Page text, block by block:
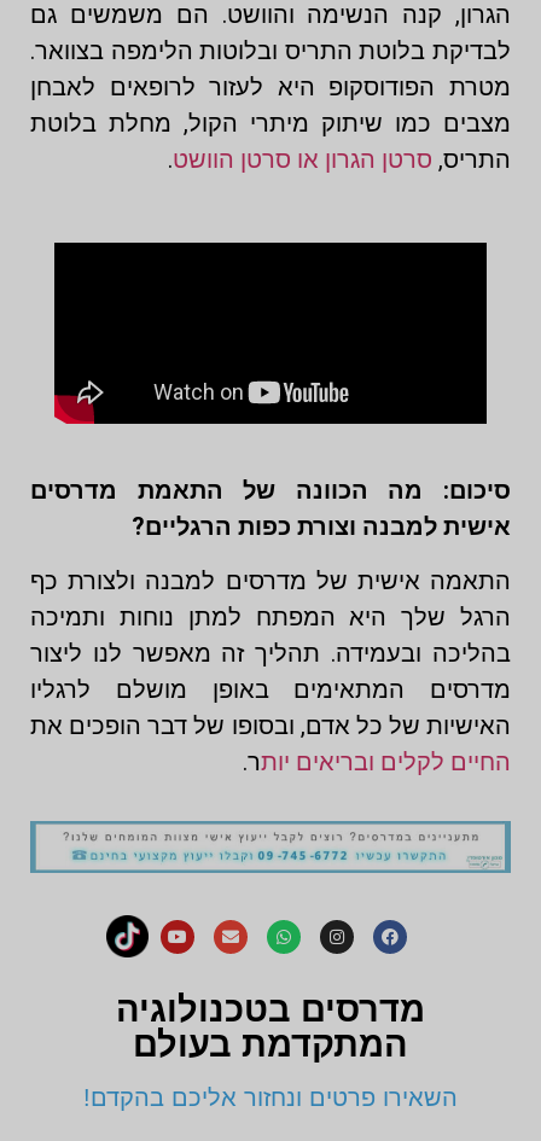
הגרון, קנה הנשימה והוושט. הם משמשים גם
לבדיקת בלוטת התריס ובלוטות הלימפה בצוואר.
מטרת הפודוסקופ היא לעזור לרופאים לאבחן
מצבים כמו שיתוק מיתרי הקול, מחלת בלוטת
התריס, סרטן הגרון או סרטן הוושט.
סיכום: מה הכוונה של התאמת מדרסים
אישית למבנה וצורת כפות הרגליים?
התאמה אישית של מדרסים למבנה ולצורת כף
הרגל שלך היא המפתח למתן נוחות ותמיכה
בהליכה ובעמידה. תהליך זה מאפשר לנו ליצור
מדרסים המתאימים באופן מושלם לרגליו
האישיות של כל אדם, ובסופו של דבר הופכים את
החיים לקלים ובריאים יותר.
מדרסים בטכנולוגיה
המתקדמת בעולם
השאירו פרטים ונחזור אליכם בהקדם!